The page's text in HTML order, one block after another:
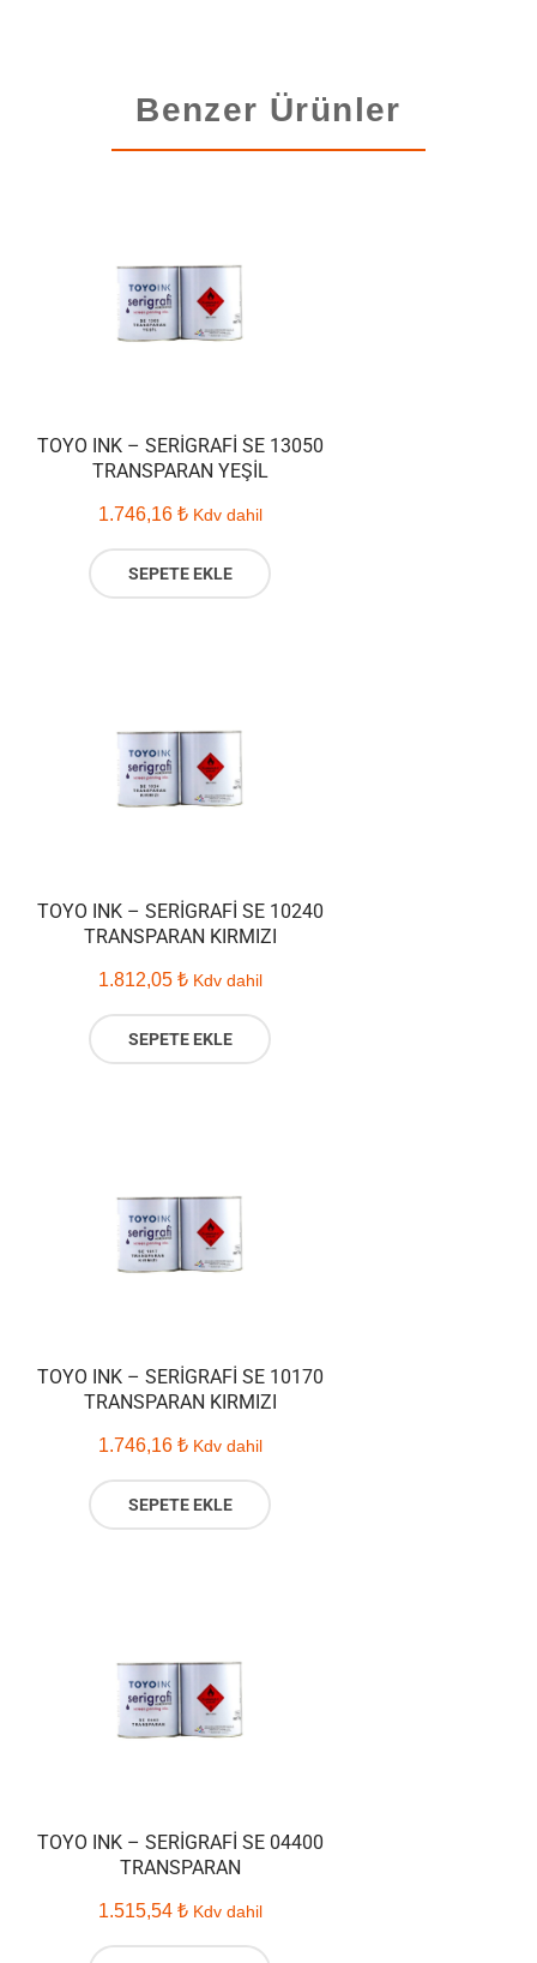
Benzer Ürünler
TOYO INK – SERIGRAFI SE 13050
TRANSPARAN YEŞIL
1.746,16 ₺ Kdv dahil
SEPETE EKLE
TOYO INK – SERIGRAFI SE 10240
TRANSPARAN KIRMIZI
1.812,05 ₺ Kdv dahil
SEPETE EKLE
TOYO INK – SERIGRAFI SE 10170
TRANSPARAN KIRMIZI
1.746,16 ₺ Kdv dahil
SEPETE EKLE
TOYO INK – SERIGRAFI SE 04400
TRANSPARAN
1.515,54 ₺ Kdv dahil